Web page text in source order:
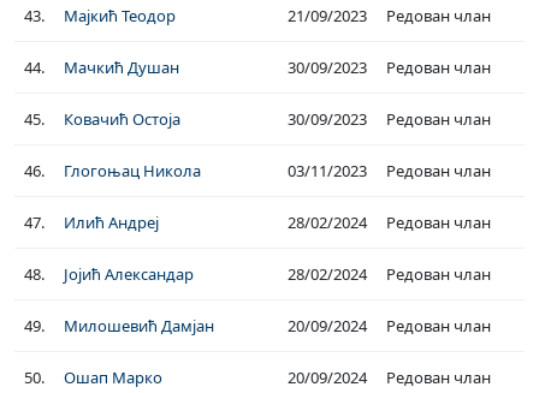
43. Мајкић Теодор 21/09/2023 Редован члан
44. Мачкић Душан 30/09/2023 Редован члан
45. Ковачић Остоја 30/09/2023 Редован члан
46. Глогоњац Никола 03/11/2023 Редован члан
47. Илић Андреј 28/02/2024 Редован члан
48. Јојић Александар 28/02/2024 Редован члан
49. Милошевић Дамјан 20/09/2024 Редован члан
50. Ошап Марко 20/09/2024 Редован члан